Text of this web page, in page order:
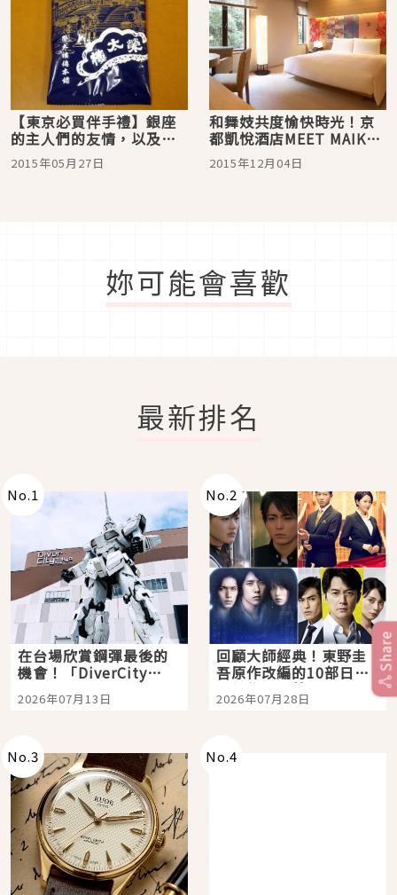
【東京必買伴手禮】銀座
的主人們的友情，以及職
人的技術，讓傳說中的東
京伴手禮『PEASEN』復
2015年05月27日
和舞妓共度愉快時光！京
都凱悅酒店MEET MAIKO
套裝行程
2015年12月04日
妳可能會喜歡
最新排名
No.1
在台場欣賞鋼彈最後的
機會！「DiverCity
Tokyo Plaza」搭船、
購物、美食及夜景，一
2026年07月13日
No.2
回顧大師經典！東野圭
吾原作改編的10部日本
影視作品推薦
2026年07月28日
No.3 No.4
Share